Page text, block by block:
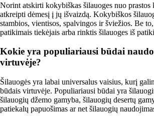
Norint atskirti kokybiškas šilauoges nuo prastos
atkreipti dėmesį į jų išvaizdą. Kokybiškos
stambios, vientisos, spalvingos ir šviežios. Be
patikimais tiekėjais arba rinktis šilauoges iš
Kokie yra populiariausi būdai
virtuvėje?
Šilauogės yra labai universalus vaisius, kurį
būdais virtuvėje. Populiariausi būdai yra
šilauogių džemo gamyba, šilauogių desertų
patiekalų papuošimas ar net šilauogių